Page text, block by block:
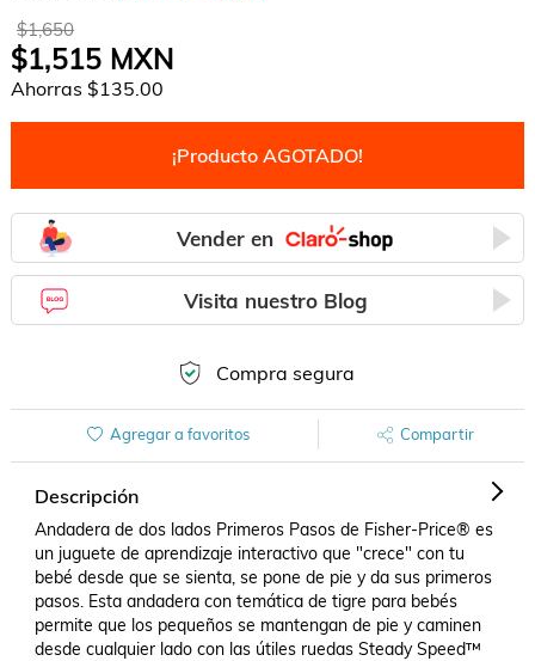
$1,650
$1,515MXN
Ahorras $135.00
¡Producto AGOTADO!
Vender en
Visita nuestro Blog
Compra segura
Agregar a favoritos Compartir
Descripción
Andadera de dos lados Primeros Pasos de Fisher-Price® es
un juguete de aprendizaje interactivo que "crece" con tu
bebé desde que se sienta, se pone de pie y da sus primeros
pasos. Esta andadera con temática de tigre para bebés
permite que los pequeños se mantengan de pie y caminen
desde cualquier lado con las útiles ruedas Steady Speed™